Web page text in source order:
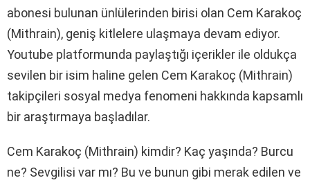
abonesi bulunan ünlülerinden birisi olan Cem Karakoç
(Mithrain), geniş kitlelere ulaşmaya devam ediyor.
Youtube platformunda paylaştığı içerikler ile oldukça
sevilen bir isim haline gelen Cem Karakoç (Mithrain)
takipçileri sosyal medya fenomeni hakkında kapsamlı
bir araştırmaya başladılar.
Cem Karakoç (Mithrain) kimdir? Kaç yaşında? Burcu
ne? Sevgilisi var mı? Bu ve bunun gibi merak edilen ve